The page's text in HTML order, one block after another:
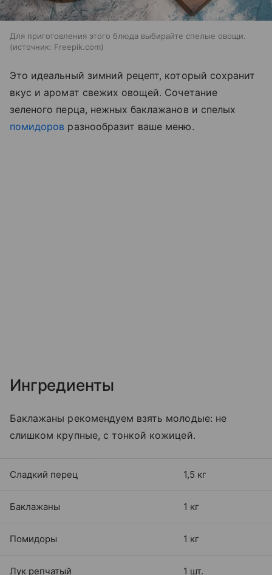
Для приготовления этого блюда выбирайте спелые овощи.
источник: Freepik.com
Это идеальный зимний рецепт, который сохранит
вкус и аромат свежих овощей. Сочетание
зеленого перца, нежных баклажанов и спелых
помидоров разнообразит ваше меню.
Ингредиенты
Баклажаны рекомендуем взять молодые: не
слишком крупные, с тонкой кожицей.
Сладкий перец 1,5 кг
Баклажаны 1 кг
Помидоры 1 кг
Лук репчатый 1 шт.